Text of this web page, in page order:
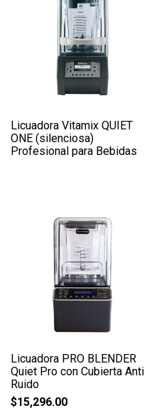
Licuadora Vitamix QUIET
ONE (silenciosa)
Profesional para Bebidas
Licuadora PRO BLENDER
Quiet Pro con Cubierta Anti
Ruido
$15,296.00